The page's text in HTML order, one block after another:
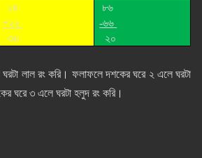
১৪
+২২
৩৬
৮৬
-৬৬
২০
লাল রং করি। ফলাফলে দশকের ঘরে ২ এলে ঘরটা
ঘরে ৩ এলে ঘরটা হলুদ রং করি।